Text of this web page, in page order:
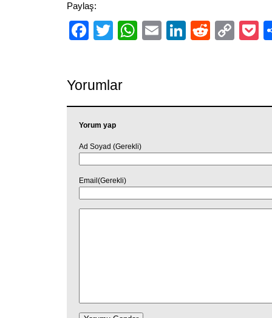
Paylaş:
Facebook
TwitterWhatsApp
EmailLinkedIn
Reddit
Yorumlar
Yorum yap
Ad Soyad (Gerekli)
Email(Gerekli)